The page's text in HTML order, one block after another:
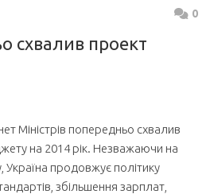
0
схвалив проект
Міністрів попередньо схвалив
на 2014 рік. Незважаючи на
Україна продовжує політику
збільшення зарплат,